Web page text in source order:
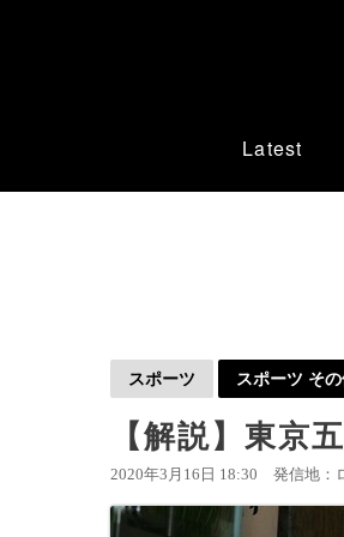
Latest
スポーツ スポーツ そ
【解説】東京
2020年3月16日 18:30 発信地：